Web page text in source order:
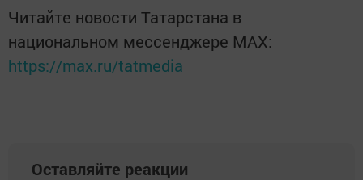
Читайте новости Татарстана в
национальном мессенджере MАХ:
https://max.ru/tatmedia
Оставляйте реакции